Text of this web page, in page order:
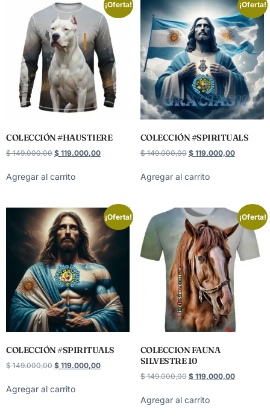
¡Oferta!
COLECCIÓN #HAUSTIERE
$149.000,00 $ 119.000,00
Agregar al carrito
¡Oferta!
COLECCIÓN #SPIRITUALS
$149.000,00 $119.000,00
Agregar al carrito
¡Oferta!
COLECCIÓN #SPIRITUALS
$149.000,00 $ 119.000,00
Agregar al carrito
¡Oferta!
COLECCION FAUNA
SILVESTRE 10
$149.000,00 $119.000,00
Agregar al carrito